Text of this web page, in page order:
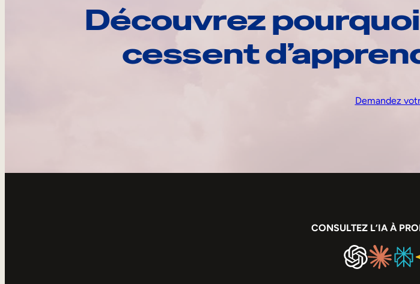
Découvrez
cessent
Demandez
CONSULTEZ L’IA À